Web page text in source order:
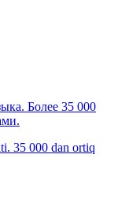
Более 35 000
35 000 dan ortiq